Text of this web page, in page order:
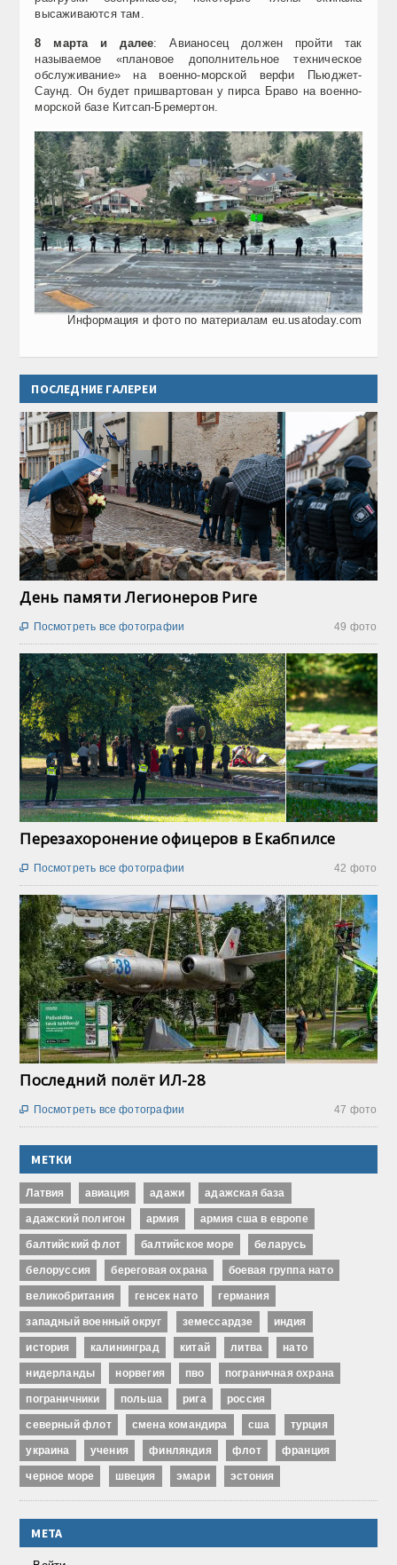
высаживаются там.
8 марта и далее: Авианосец должен пройти так
называемое «плановое дополнительное техническое
обслуживание» на военно-морской верфи Пьюджет-
Саунд. Он будет пришвартован у пирса Браво на военно-
морской базе Китсап-Бремертон.
Информация и фото по материалам eu.usatoday.com
ПОСЛЕДНИЕ ГАЛЕРЕИ
День памяти Легионеров Риге
49 фото
 Посмотреть все фотографии
Перезахоронение офицеров в Екабпилсе
42 фото
 Посмотреть все фотографии
Последний полёт ИЛ-28
47 фото
 Посмотреть все фотографии
МЕТКИ
Латвия авиация адажи адажская база
адажский полигон армия армия сша в европе
балтийский флот балтийское море беларусь
белоруссия береговая охрана боевая группа нато
великобритания генсек нато германия
западный военный округ земессардзе индия
история калининград китай литва нато
нидерланды норвегия пво пограничная охрана
пограничники польша рига россия
северный флот смена командира сша турция
украина учения финляндия флот франция
черное море швеция эмари эстония
МЕТА